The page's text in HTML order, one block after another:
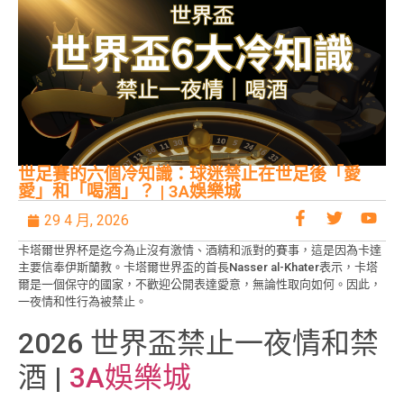
世足賽的六個冷知識：球迷禁止在世足後「愛
愛」和「喝酒」？ | 3A娛樂城
29 4 月, 2026
卡塔爾世界杯是迄今為止沒有激情、酒精和派對的賽事，這是因為卡達
主要信奉伊斯蘭教。卡塔爾世界盃的首長Nasser al-Khater表示，卡塔
爾是一個保守的國家，不歡迎公開表達愛意，無論性取向如何。因此，
一夜情和性行為被禁止。
2026 世界盃禁止一夜情和禁
酒 | 3A娛樂城